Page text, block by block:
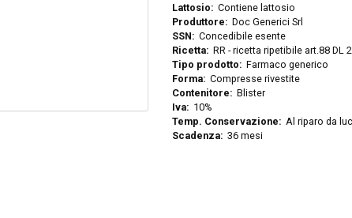
Lattosio: Contiene lattosio
Produttore: Doc Generici Srl
SSN: Concedibile esente
Ricetta: RR - ricetta ripetibile art.88 DL
Tipo prodotto: Farmaco generico
Forma: Compresse rivestite
Contenitore: Blister
Iva: 10%
Temp. Conservazione: Al riparo da
Scadenza: 36 mesi